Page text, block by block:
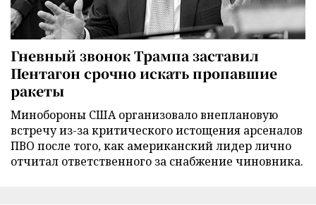
Гневный звонок Трампа заставил
Пентагон срочно искать пропавшие
ракеты
Минобороны США организовало внеплановую
встречу из-за критического истощения арсеналов
ПВО после того, как американский лидер лично
отчитал ответственного за снабжение чиновника.